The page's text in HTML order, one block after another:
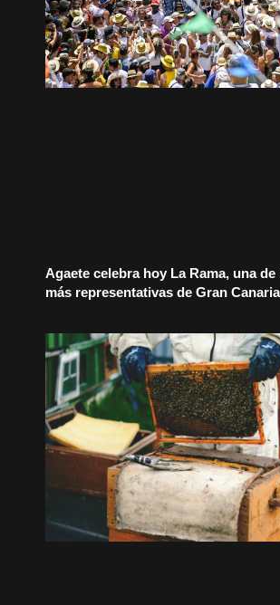
Agaete celebra hoy La Rama, una
más representativas de Gran Canaria